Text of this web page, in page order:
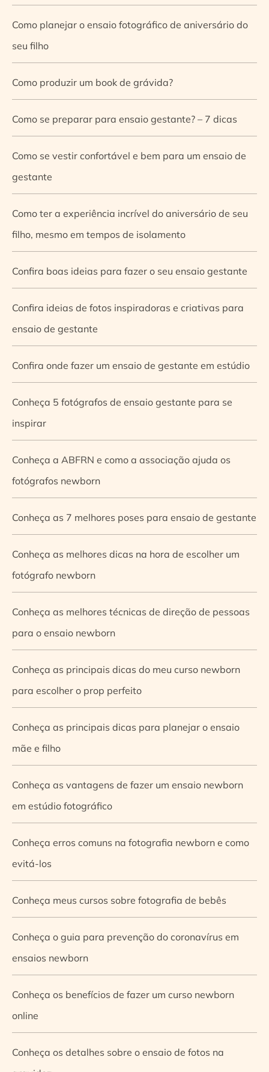
Como planejar o ensaio fotográfico de aniversário do
seu filho
Como produzir um book de grávida?
Como se preparar para ensaio gestante? – 7 dicas
Como se vestir confortável e bem para um ensaio de
gestante
Como ter a experiência incrível do aniversário de seu
filho, mesmo em tempos de isolamento
Confira boas ideias para fazer o seu ensaio gestante
Confira ideias de fotos inspiradoras e criativas para
ensaio de gestante
Confira onde fazer um ensaio de gestante em estúdio
Conheça 5 fotógrafos de ensaio gestante para se
inspirar
Conheça a ABFRN e como a associação ajuda os
fotógrafos newborn
Conheça as 7 melhores poses para ensaio de gestante
Conheça as melhores dicas na hora de escolher um
fotógrafo newborn
Conheça as melhores técnicas de direção de pessoas
para o ensaio newborn
Conheça as principais dicas do meu curso newborn
para escolher o prop perfeito
Conheça as principais dicas para planejar o ensaio
mãe e filho
Conheça as vantagens de fazer um ensaio newborn
em estúdio fotográfico
Conheça erros comuns na fotografia newborn e como
evitá-los
Conheça meus cursos sobre fotografia de bebês
Conheça o guia para prevenção do coronavírus em
ensaios newborn
Conheça os benefícios de fazer um curso newborn
online
Conheça os detalhes sobre o ensaio de fotos na